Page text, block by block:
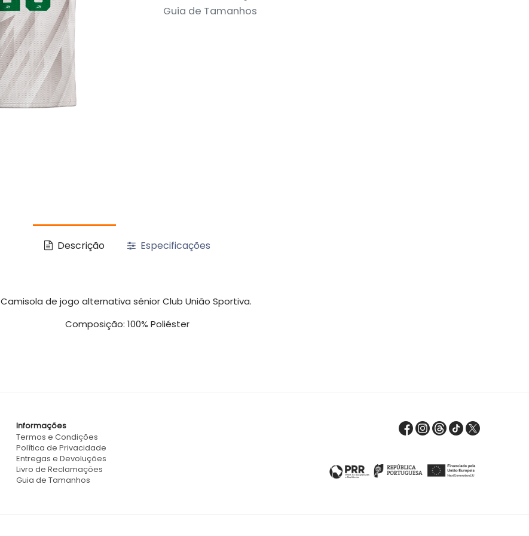
Guia de Tamanhos
Descrição Especificações
Camisola de jogo alternativa sénior Club União Sportiva.
Composição: 100% Poliéster
Informações
Termos e Condições
Política de Privacidade
Entregas e Devoluções
Livro de Reclamações
Guia de Tamanhos